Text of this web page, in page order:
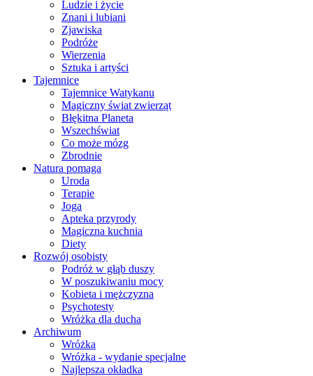
Ludzie i życie
Znani i lubiani
Zjawiska
Podróże
Wierzenia
Sztuka i artyści
Tajemnice
Tajemnice Watykanu
Magiczny świat zwierząt
Błękitna Planeta
Wszechświat
Co może mózg
Zbrodnie
Natura pomaga
Uroda
Terapie
Joga
Apteka przyrody
Magiczna kuchnia
Diety
Rozwój osobisty
Podróż w głąb duszy
W poszukiwaniu mocy
Kobieta i mężczyzna
Psychotesty
Wróżka dla ducha
Archiwum
Wróżka
Wróżka - wydanie specjalne
Najlepsza okładka